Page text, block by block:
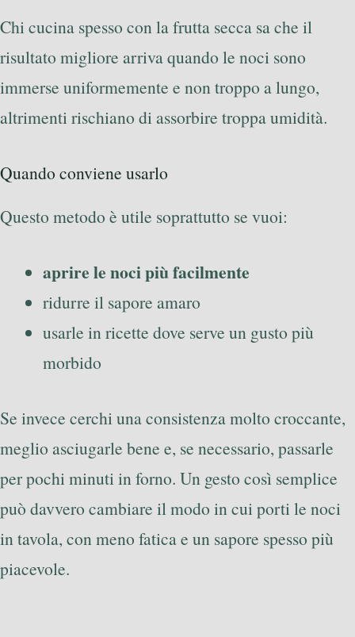
Chi cucina spesso con la frutta secca sa che il
risultato migliore arriva quando le noci sono
immerse uniformemente e non troppo a lungo,
altrimenti rischiano di assorbire troppa umidità.
Quando conviene usarlo
Questo metodo è utile soprattutto se vuoi:
aprire le noci più facilmente
ridurre il sapore amaro
usarle in ricette dove serve un gusto più
morbido
Se invece cerchi una consistenza molto croccante,
meglio asciugarle bene e, se necessario, passarle
per pochi minuti in forno. Un gesto così semplice
può davvero cambiare il modo in cui porti le noci
in tavola, con meno fatica e un sapore spesso più
piacevole.